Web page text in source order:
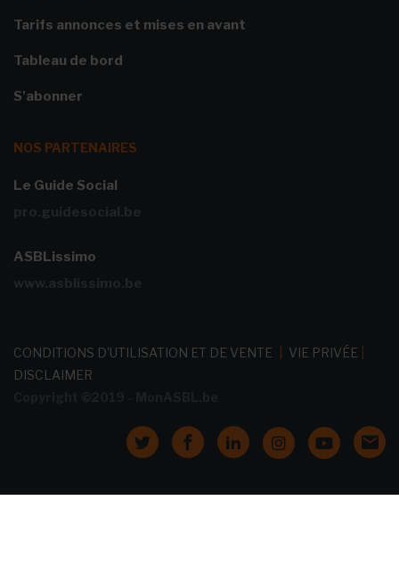
Tarifs annonces et mises en avant
Tableau de bord
S'abonner
NOS PARTENAIRES
Le Guide Social
pro.guidesocial.be
ASBLissimo
www.asblissimo.be
CONDITIONS D'UTILISATION ET DE VENTE VIE PRIVÉE
DISCLAIMER